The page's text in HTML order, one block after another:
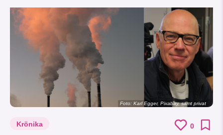
Foto: Karl Egger, Pixabay, samt privat
Krönika 0